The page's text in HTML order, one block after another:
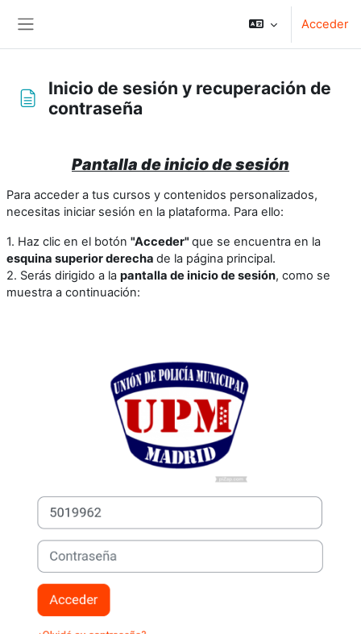
Acceder
Inicio de sesión y recuperación de
contraseña
Pantalla de inicio de sesión
Para acceder a tus cursos y contenidos personalizados,
necesitas iniciar sesión en la plataforma. Para ello:
1. Haz clic en el botón "Acceder" que se encuentra en la
esquina superior derecha de la página principal.
2. Serás dirigido a la pantalla de inicio de sesión, como se
muestra a continuación: